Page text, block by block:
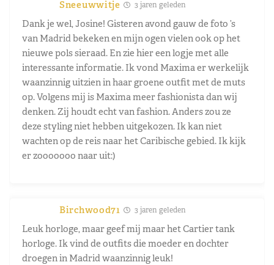
Sneeuwwitje 3 jaren geleden
Dank je wel, Josine! Gisteren avond gauw de foto ’s
van Madrid bekeken en mijn ogen vielen ook op het
nieuwe pols sieraad. En zie hier een logje met alle
interessante informatie. Ik vond Maxima er werkelijk
waanzinnig uitzien in haar groene outfit met de muts
op. Volgens mij is Maxima meer fashionista dan wij
denken. Zij houdt echt van fashion. Anders zou ze
deze styling niet hebben uitgekozen. Ik kan niet
wachten op de reis naar het Caribische gebied. Ik kijk
er zooooooo naar uit:)
Birchwood71 3 jaren geleden
Leuk horloge, maar geef mij maar het Cartier tank
horloge. Ik vind de outfits die moeder en dochter
droegen in Madrid waanzinnig leuk!